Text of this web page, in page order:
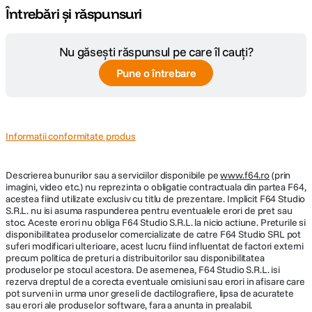
Întrebări și răspunsuri
Nu găsești răspunsul pe care îl cauți?
Pune o întrebare
Informatii conformitate produs
Descrierea bunurilor sau a serviciilor disponibile pewww.f64.ro(prin
imagini, video etc.) nu reprezinta o obligatie contractuala din partea F64,
acestea fiind utilizate exclusiv cu titlu de prezentare. Implicit F64 Studio
S.R.L. nu isi asuma raspunderea pentru eventualele erori de pret sau
stoc. Aceste erori nu obliga F64 Studio S.R.L. la nicio actiune. Preturile si
disponibilitatea produselor comercializate de catre F64 Studio SRL pot
suferi modificari ulterioare, acest lucru fiind influentat de factori externi
precum politica de preturi a distribuitorilor sau disponibilitatea
produselor pe stocul acestora. De asemenea, F64 Studio S.R.L. isi
rezerva dreptul de a corecta eventuale omisiuni sau erori in afisare care
pot surveni in urma unor greseli de dactilografiere, lipsa de acuratete
sau erori ale produselor software, fara a anunta in prealabil.